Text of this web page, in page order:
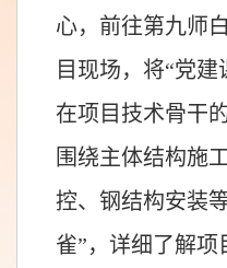
心，前往第九师
目现场，将“党建
在项目技术骨干
围绕主体结构施
控、钢结构安装
雀”，详细了解